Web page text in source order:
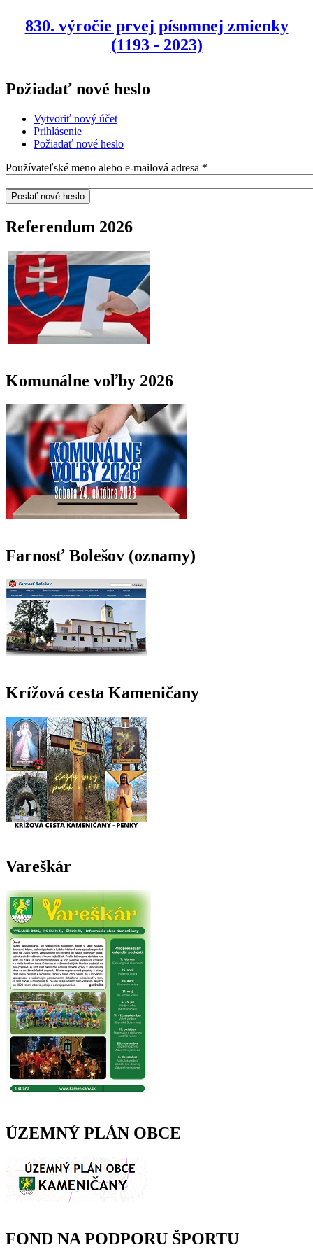
830. výročie prvej písomnej zmienky
(1193 - 2023)
Požiadať nové heslo
Vytvoriť nový účet
Prihlásenie
Požiadať nové heslo
Používateľské meno alebo e-mailová adresa *
Referendum 2026
Komunálne voľby 2026
Farnosť Bolešov (oznamy)
Krížová cesta Kameničany
Vareškár
ÚZEMNÝ PLÁN OBCE
FOND NA PODPORU ŠPORTU